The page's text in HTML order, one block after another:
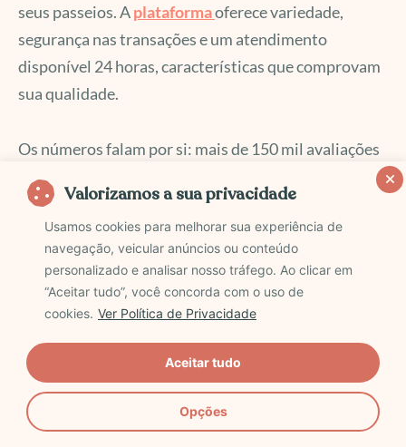
Valorizamos a sua privacidade
Usamos cookies para melhorar sua experiência de
navegação, veicular anúncios ou conteúdo
personalizado e analisar nosso tráfego. Ao clicar em
“Aceitar tudo”, você concorda com o uso de
cookies. Ver Política de Privacidade
Opções
Aceitar tudo
seus passeios. Aplataformaoferece variedade,
segurança nas transações e um atendimento
disponível 24 horas, características que comprovam
sua qualidade.
Os números falam por si: mais de 150 mil avaliações
positivas no Trustpilot e respostas rápidas para
eventuais problemas mostram que a empresa leva a
satisfação dos clientes a sério. A facilidade de
pagamento em real e a interface intuitiva do site são
outros pontos que reforçam essa qualidade.
Se você busca praticidade e confiança para organizar
sua viagem, a Civitatis cumpre o que promete. É uma
plataforma boa, que facilita o acesso aos melhores
passeios turísticos com tranquilidade e eficiência.